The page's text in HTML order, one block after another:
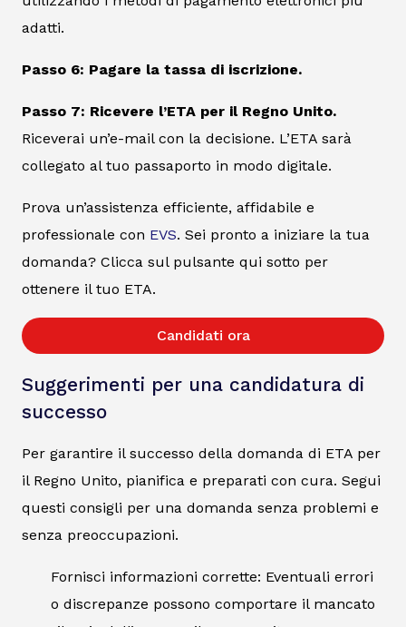
adatti.
Passo 6: Pagare la tassa di iscrizione.
Passo 7: Ricevere l’ETA per il Regno Unito.
Riceverai un’e-mail con la decisione. L’ETA sarà
collegato al tuo passaporto in modo digitale.
Prova un’assistenza efficiente, affidabile e
professionale con EVS. Sei pronto a iniziare la tua
domanda? Clicca sul pulsante qui sotto per
ottenere il tuo ETA.
Candidati ora
Suggerimenti per una candidatura di
successo
Per garantire il successo della domanda di ETA per
il Regno Unito, pianifica e preparati con cura. Segui
questi consigli per una domanda senza problemi e
senza preoccupazioni.
Fornisci informazioni corrette: Eventuali errori
o discrepanze possono comportare il mancato